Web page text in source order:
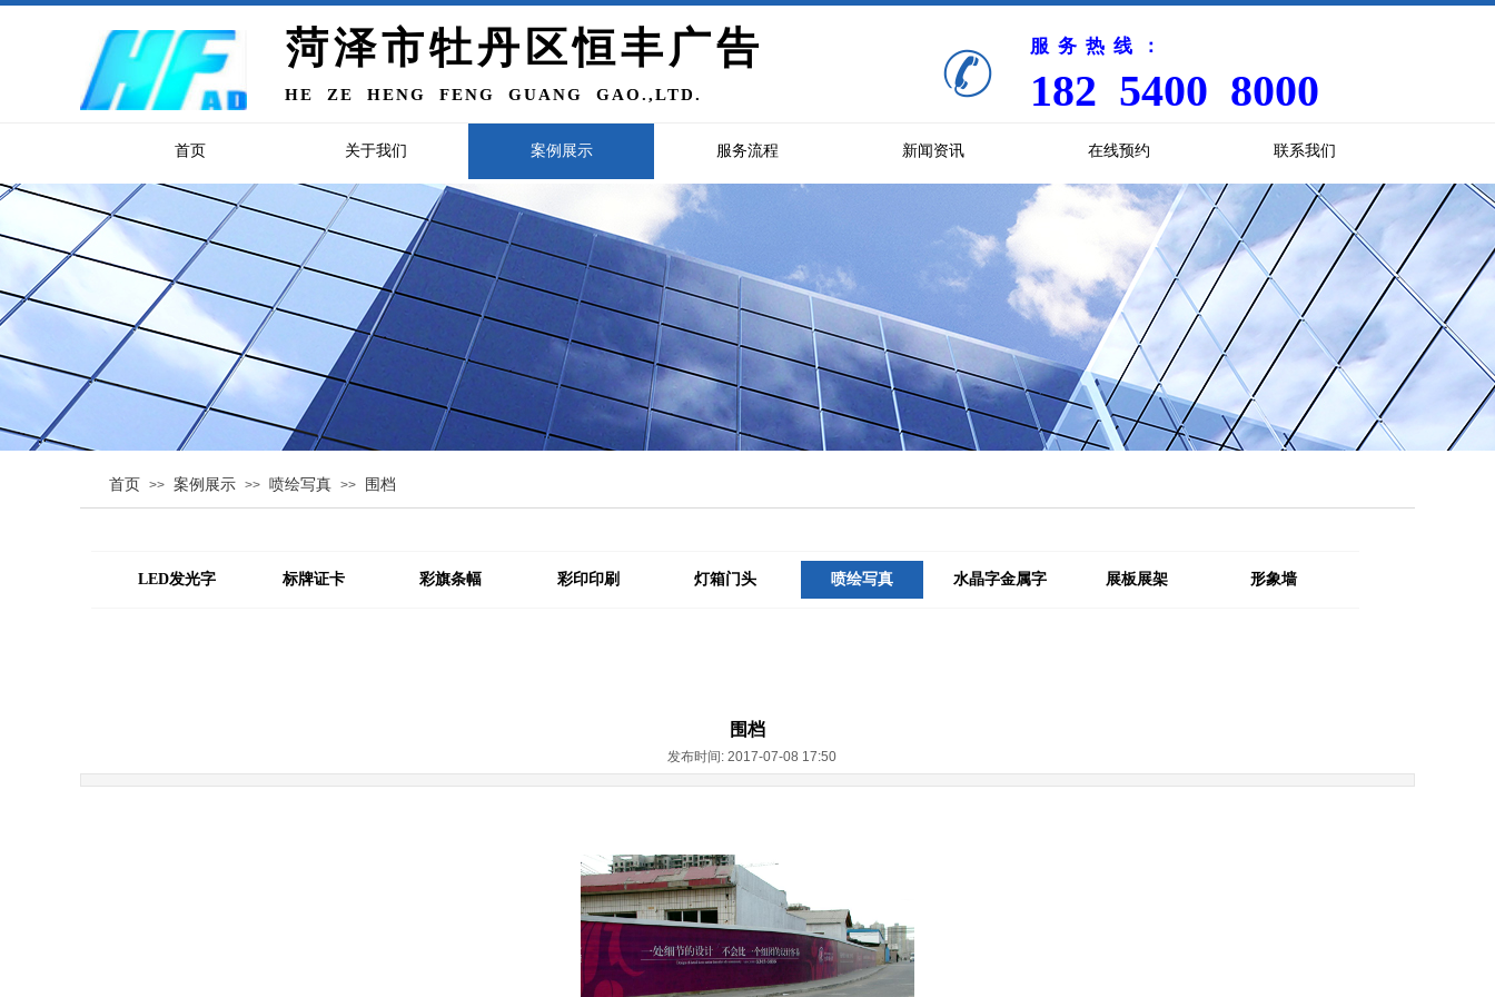
菏泽市牡丹区恒丰广告
HE ZE HENG FENG GUANG GAO.,LTD.
首页 关于我们 案例展示 服务流程 新闻资讯 在线预约 联系我们
服务热线：
182 5400 8000
首页 >> 案例展示 >> 喷绘写真 >> 围档
LED发光字 标牌证卡 彩旗条幅 彩印印刷 灯箱门头 喷绘写真 水晶字金属字 展板展架 形象墙
围档
发布时间: 2017-07-08 17:50